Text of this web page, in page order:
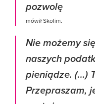
pozwolę
mówił Skolim.
Nie możemy
naszych
pieniądze. (...)
Przepraszam,